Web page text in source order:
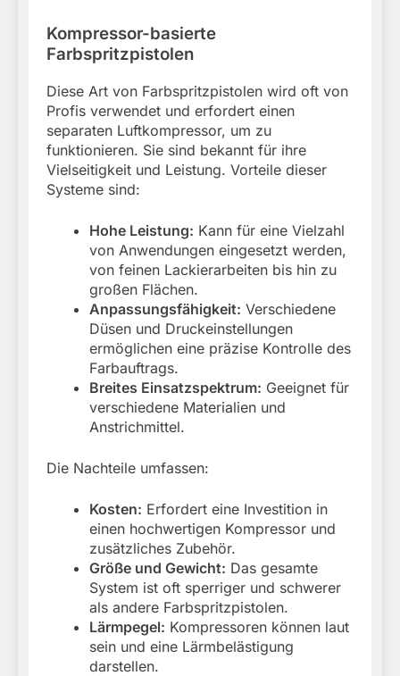
Kompressor-basierte
Farbspritzpistolen
Diese Art von Farbspritzpistolen wird oft von
Profis verwendet und erfordert einen
separaten Luftkompressor, um zu
funktionieren. Sie sind bekannt für ihre
Vielseitigkeit und Leistung. Vorteile dieser
Systeme sind:
Hohe Leistung: Kann für eine Vielzahl
von Anwendungen eingesetzt werden,
von feinen Lackierarbeiten bis hin zu
großen Flächen.
Anpassungsfähigkeit: Verschiedene
Düsen und Druckeinstellungen
ermöglichen eine präzise Kontrolle des
Farbauftrags.
Breites Einsatzspektrum: Geeignet für
verschiedene Materialien und
Anstrichmittel.
Die Nachteile umfassen:
Kosten: Erfordert eine Investition in
einen hochwertigen Kompressor und
zusätzliches Zubehör.
Größe und Gewicht: Das gesamte
System ist oft sperriger und schwerer
als andere Farbspritzpistolen.
Lärmpegel: Kompressoren können laut
sein und eine Lärmbelästigung
darstellen.